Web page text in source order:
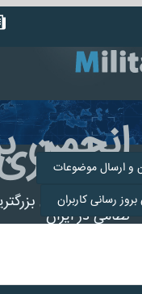
انجمن
میلیتاری
انجمن میلیتاری
نظامی در ایران
و ارسال موضوعات
رسانی کاربران